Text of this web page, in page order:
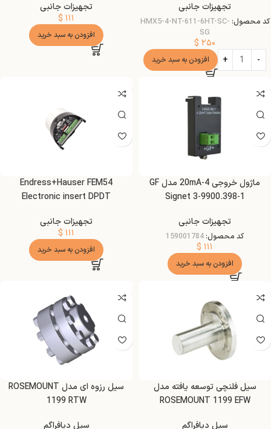
تجهیزات جانبی
کد محصول: HMX5-4-NT-611-6HT-SC-
SG
$ ۲۵۰
افزودن به سبد خرید
تجهیزات جانبی
$ ۱۱۱
افزودن به سبد خرید
ماژول خروجی 4-20mA مدل GF
Signet 3-9900.398-1
تجهیزات جانبی
کد محصول:159001784
$ ۱۱۱
افزودن به سبد خرید
Endress+Hauser FEM54
Electronic insert DPDT
تجهیزات جانبی
$ ۱۱۱
افزودن به سبد خرید
سیل فلنچی توسعه یافته مدل
ROSEMOUNT 1199 EFW
سیل دیافراگم
سیل رزوه ای مدل ROSEMOUNT
1199 RTW
سیل دیافراگم